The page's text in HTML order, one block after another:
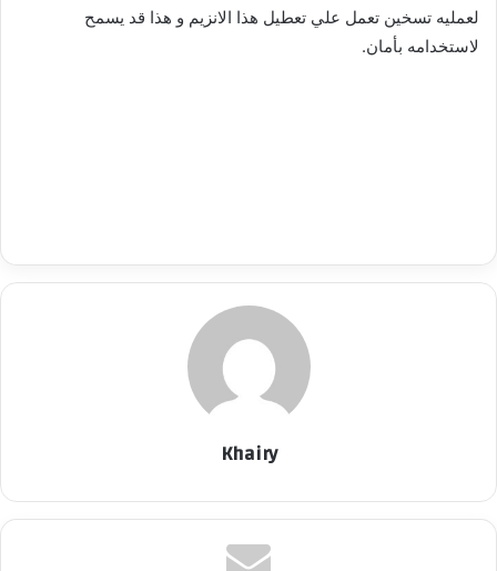
لعمليه تسخين تعمل علي تعطيل هذا الانزيم و هذا قد يسمح
لاستخدامه بأمان.
Khairy